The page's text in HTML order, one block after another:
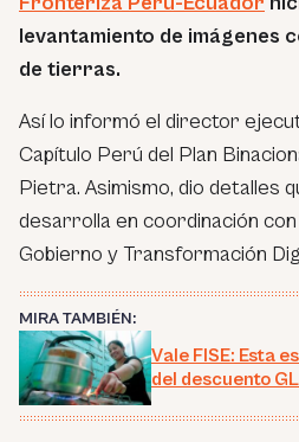
levantamiento de imágenes
de tierras.
Así lo informó el director
Capítulo Perú del Plan
Pietra. Asimismo, dio detalles
desarrolla en coordinación
Gobierno y Transformación
MIRA TAMBIÉN:
Vale FISE: Esta
del descuento